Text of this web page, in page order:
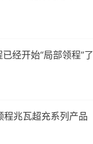
经开始“局部领程”了
兆瓦超充系列产品